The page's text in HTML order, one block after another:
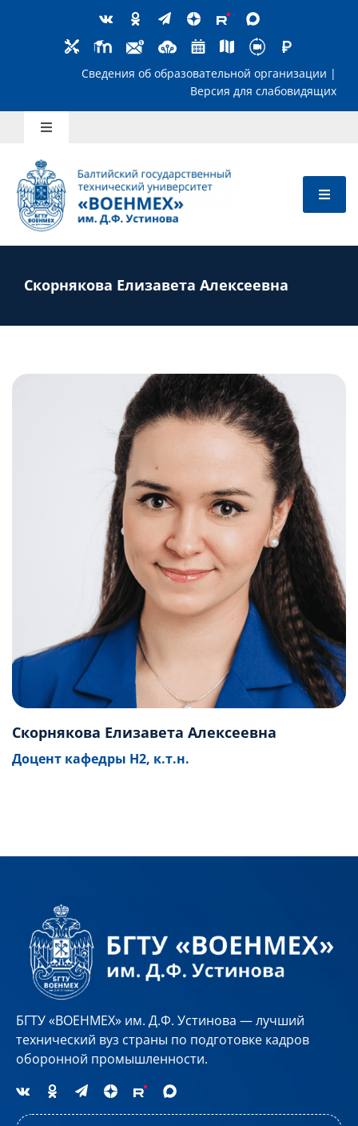
Сведения об образовательной
Toggle
Школьникам
Абитуриентам
Преподавателям
Слушателям
Скорнякова Елизавета Алексеевна
Скорнякова Елизавета Алексеевна
Доцент кафедры Н2, к.т.н.
БГТУ «ВОЕНМЕХ» им. Д.Ф. Устинова — лучший
технический вуз страны по подготовке кадров
оборонной промышленности.